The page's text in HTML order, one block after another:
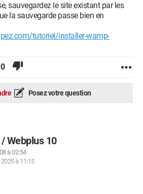
sauvegardez le site existant par les
la sauvegarde passe bien en
tutoriel/installer-wamp-
0
Posez votre question
Webplus 10
à 02:54
à 11:15